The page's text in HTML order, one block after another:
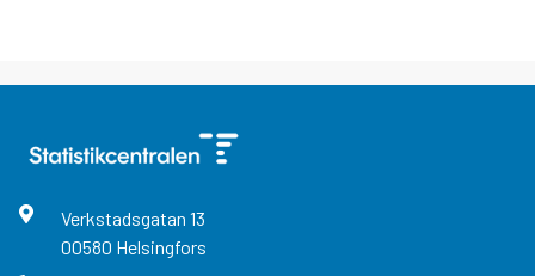
Verkstadsgatan 13
00580 Helsingfors